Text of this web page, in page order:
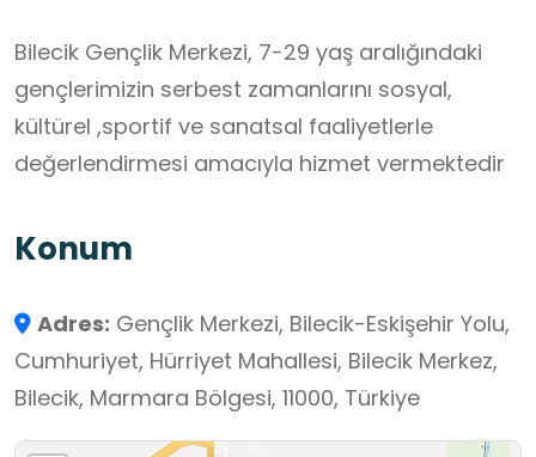
Bilecik Gençlik Merkezi, 7-29 yaş aralığındaki
gençlerimizin serbest zamanlarını sosyal,
kültürel ,sportif ve sanatsal faaliyetlerle
değerlendirmesi amacıyla hizmet vermektedir
Konum
Adres: Gençlik Merkezi, Bilecik-Eskişehir Yolu,
Cumhuriyet, Hürriyet Mahallesi, Bilecik Merkez,
Bilecik, Marmara Bölgesi, 11000, Türkiye